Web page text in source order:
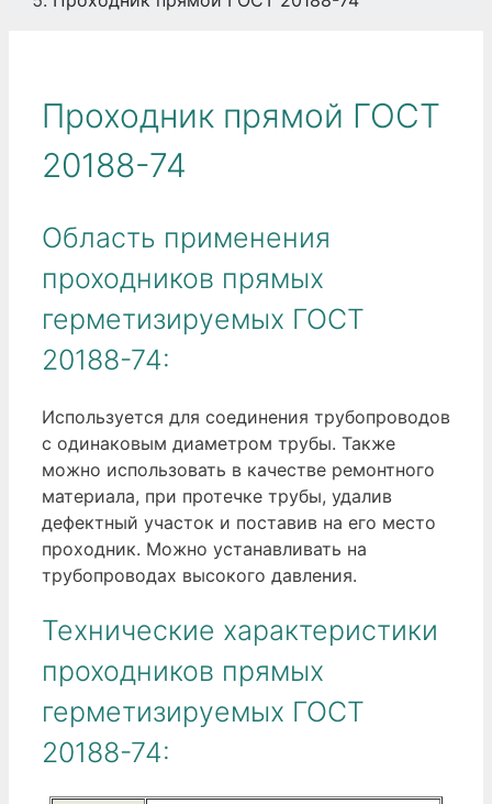
Проходник прямой ГОСТ
20188-74
Область применения
проходников прямых
герметизируемых ГОСТ
20188-74:
Используется для соединения трубопроводов
с одинаковым диаметром трубы. Также
можно использовать в качестве ремонтного
материала, при протечке трубы, удалив
дефектный участок и поставив на его место
проходник. Можно устанавливать на
трубопроводах высокого давления.
Технические характеристики
проходников прямых
герметизируемых ГОСТ
20188-74: